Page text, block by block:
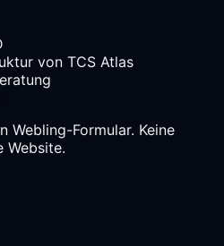
von TCS Atlas
Webling-Formular. Keine
Website.